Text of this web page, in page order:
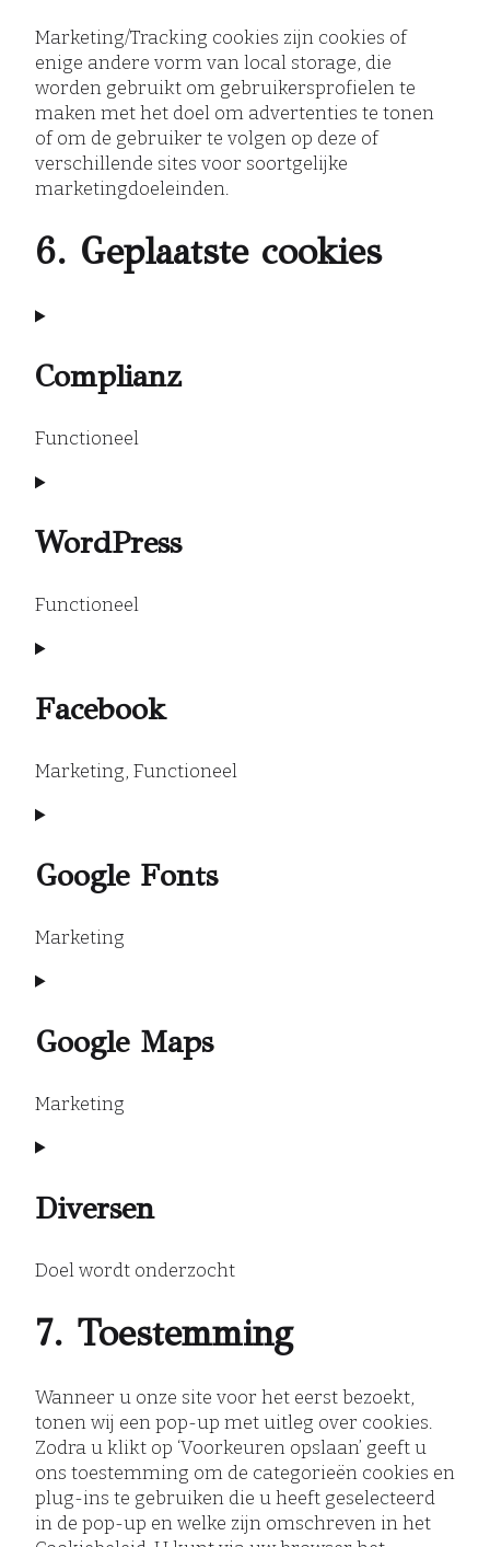
Marketing/Tracking cookies zijn cookies of
enige andere vorm van local storage, die
worden gebruikt om gebruikersprofielen te
maken met het doel om advertenties te tonen
of om de gebruiker te volgen op deze of
verschillende sites voor soortgelijke
marketingdoeleinden.
6. Geplaatste cookies
Complianz
Functioneel
Consent
service
complianz
WordPress
Functioneel
Consent
service
wordpress
Facebook
Marketing, Functioneel
Consent
service
facebook
Google Fonts
Marketing
Consent
service
google-
Google Maps
Marketing
Consent
service
google-
Diversen
Doel wordt onderzocht
Consent
to
diversen
7. Toestemming
Wanneer u onze site voor het eerst bezoekt,
tonen wij een pop-up met uitleg over cookies.
Zodra u klikt op ‘Voorkeuren opslaan’ geeft u
ons toestemming om de categorieën cookies en
plug-ins te gebruiken die u heeft geselecteerd
in de pop-up en welke zijn omschreven in het